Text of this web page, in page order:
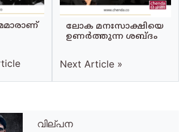
ലോക മനഃസാക്ഷിയെ
ഉണർത്തുന്ന ശബ്ദം
Next Article »
വില്പന